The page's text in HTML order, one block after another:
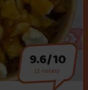
9.6/10
(2 notes)